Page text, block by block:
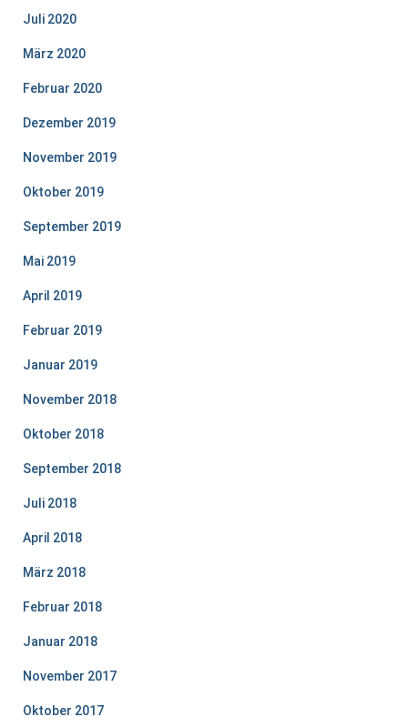
Juli 2020
März 2020
Februar 2020
Dezember 2019
November 2019
Oktober 2019
September 2019
Mai 2019
April 2019
Februar 2019
Januar 2019
November 2018
Oktober 2018
September 2018
Juli 2018
April 2018
März 2018
Februar 2018
Januar 2018
November 2017
Oktober 2017